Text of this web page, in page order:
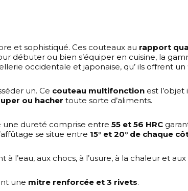
et sophistiqué. Ces couteaux au rapport
débuter ou bien s’équiper en cuisine, la
occidentale et japonaise, qu’ ils offrent un
un. Ce couteau multifonction est
ou hacher toute sorte d’aliments.
une dureté comprise entre 55 et 56 HRC
se situe entre 15° et 20° de chaque
l’eau, aux chocs, à l’usure, à la chaleur et
une mitre renforcée et 3 rivets.